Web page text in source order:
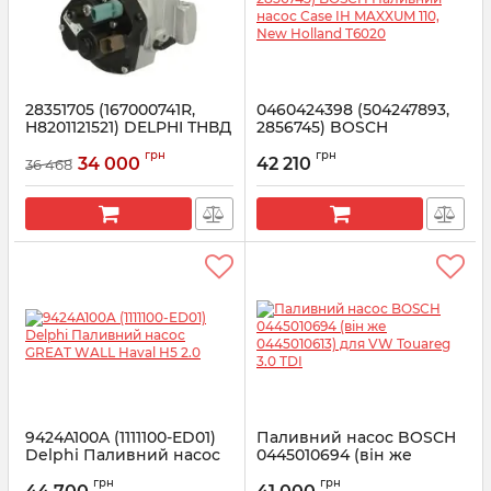
28351705 (167000741R,
H8201121521) DELPHI ТНВД
Артикул: 167000741R
36 468 34 000 грн
0460424398 (504247893,
2856745) BOSCH
MAXXUM 110, New Holland
Артикул: 0460424398
42 210 грн
9424A100A (1111100-ED01)
Delphi Паливний насос
грн
Паливний насос BOSCH
0445010694 (він же
грн